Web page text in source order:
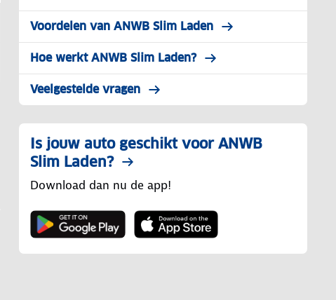
Voordelen van ANWB Slim Laden
Hoe werkt ANWB Slim Laden?
Veelgestelde vragen
Is jouw auto geschikt voor ANWB
Slim Laden?
Download dan nu de app!